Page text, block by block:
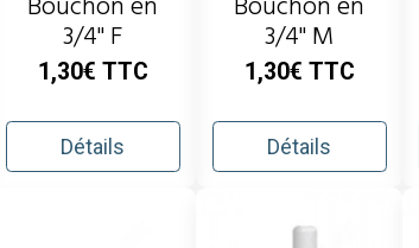
Bouchon en
3/4" F
1,30€ TTC
Détails
Bouchon en
3/4" M
1,30€ TTC
Détails